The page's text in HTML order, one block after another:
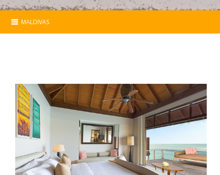
MALDIVAS
Mapa
Contacto
Catálogo